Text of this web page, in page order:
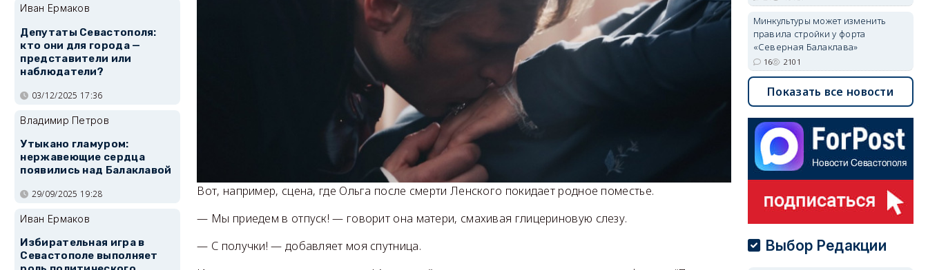
Вот, например, сцена, где Ольга после смерти Ленского покидает родное поместье.
— Мы приедем в отпуск! — говорит она матери, смахивая глицериновую слезу.
— С получки! — добавляет моя спутница.
Иван Ермаков
Депутаты Севастополя:
кто они для города —
представители или
наблюдатели?
03/12/2025 17:36
Владимир Петров
Утыкано гламуром:
нержавеющие сердца
появились над Балаклавой
29/09/2025 19:28
Иван Ермаков
Избирательная игра в
Севастополе выполняет
Минкультуры может изменить
правила стройки у форта
«Северная Балаклава»
16 2101
Показать все новости
Выбор Редакции